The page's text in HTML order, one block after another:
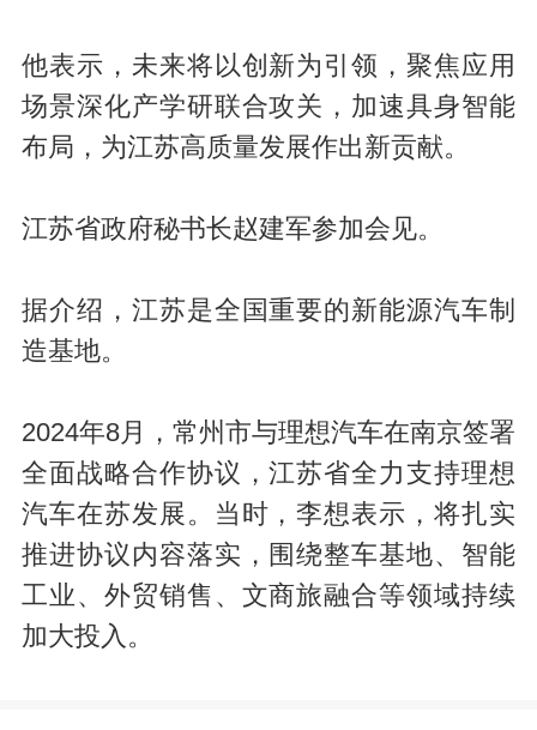
他表示，未来将以创新为引领，聚焦应用
场景深化产学研联合攻关，加速具身智能
布局，为江苏高质量发展作出新贡献。
江苏省政府秘书长赵建军参加会见。
据介绍，江苏是全国重要的新能源汽车制
造基地。
2024年8月，常州市与理想汽车在南京签署
全面战略合作协议，江苏省全力支持理想
汽车在苏发展。当时，李想表示，将扎实
推进协议内容落实，围绕整车基地、智能
工业、外贸销售、文商旅融合等领域持续
加大投入。